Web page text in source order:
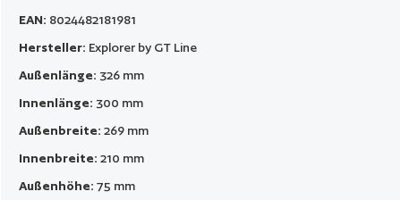
EAN: 8024482181981
Hersteller: Explorer by GT Line
Außenlänge: 326 mm
Innenlänge: 300 mm
Außenbreite:269 mm
Innenbreite:210 mm
Außenhöhe:75 mm